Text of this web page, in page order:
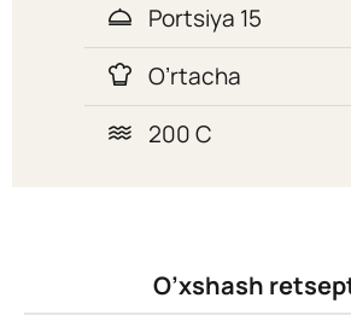
Portsiya 15
O’rtacha
200 C
O’xshash